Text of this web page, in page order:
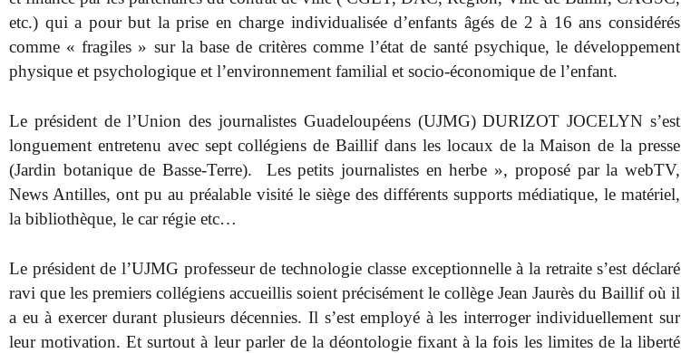
etc.) qui a pour but la prise en charge individualisée d’enfants âgés de 2 à 16 ans considérés
comme « fragiles » sur la base de critères comme l’état de santé psychique, le développement
physique et psychologique et l’environnement familial et socio-économique de l’enfant.
Le président de l’Union des journalistes Guadeloupéens (UJMG) DURIZOT JOCELYN s’est
longuement entretenu avec sept collégiens de Baillif dans les locaux de la Maison de la presse
(Jardin botanique de Basse-Terre). Les petits journalistes en herbe », proposé par la webTV,
News Antilles, ont pu au préalable visité le siège des différents supports médiatique, le matériel,
la bibliothèque, le car régie etc…
Le président de l’UJMG professeur de technologie classe exceptionnelle à la retraite s’est déclaré
ravi que les premiers collégiens accueillis soient précisément le collège Jean Jaurès du Baillif où il
a eu à exercer durant plusieurs décennies. Il s’est employé à les interroger individuellement sur
leur motivation. Et surtout à leur parler de la déontologie fixant à la fois les limites de la liberté